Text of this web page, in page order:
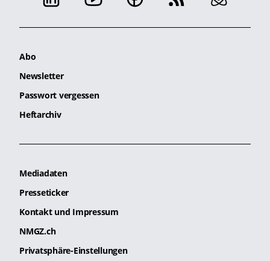
Abo
Newsletter
Passwort vergessen
Heftarchiv
Mediadaten
Presseticker
Kontakt und Impressum
NMGZ.ch
Privatsphäre-Einstellungen